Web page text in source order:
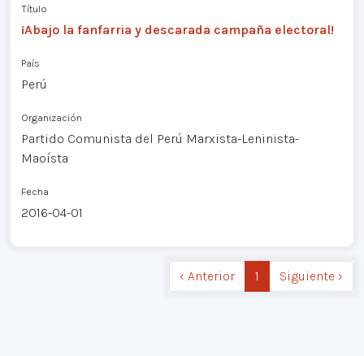
Título
¡Abajo la fanfarria y descarada campaña electoral!
País
Perú
Organización
Partido Comunista del Perú Marxista-Leninista-
Maoísta
Fecha
2016-04-01
‹ Anterior 1 Siguiente ›